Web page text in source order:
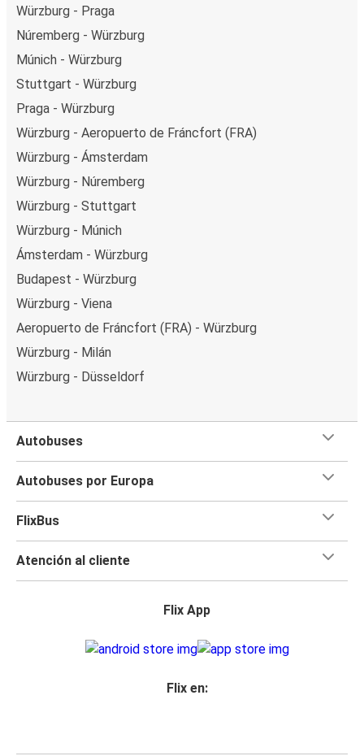
Würzburg - Praga
Núremberg - Würzburg
Múnich - Würzburg
Stuttgart - Würzburg
Praga - Würzburg
Würzburg - Aeropuerto de Fráncfort (FRA)
Würzburg - Ámsterdam
Würzburg - Núremberg
Würzburg - Stuttgart
Würzburg - Múnich
Ámsterdam - Würzburg
Budapest - Würzburg
Würzburg - Viena
Aeropuerto de Fráncfort (FRA) - Würzburg
Würzburg - Milán
Würzburg - Düsseldorf
Autobuses
Autobuses por Europa
FlixBus
Atención al cliente
Flix App
Flix en: